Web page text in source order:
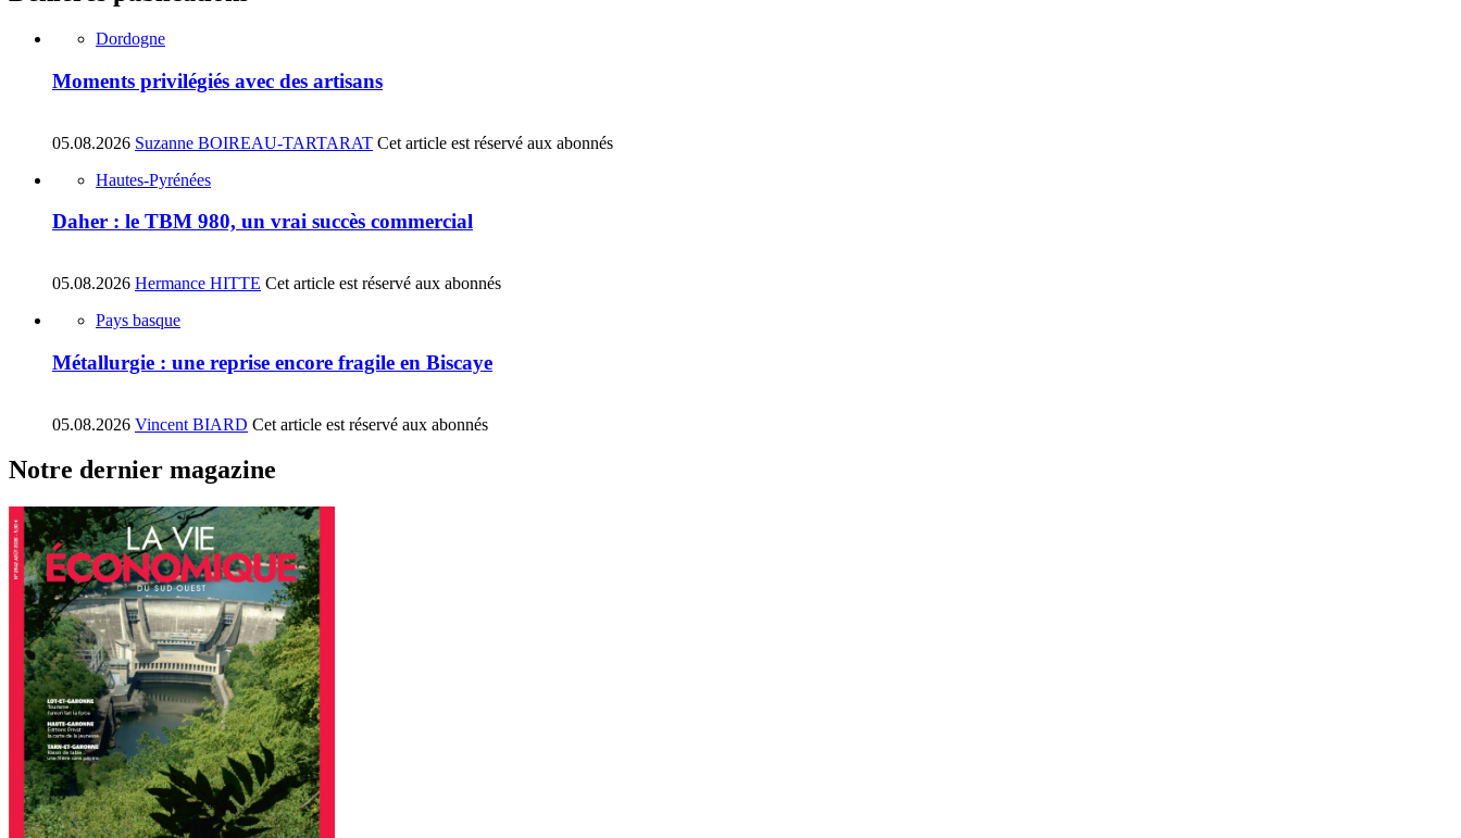
Dordogne
Moments privilégiés avec des artisans
05.08.2026 Suzanne BOIREAU-TARTARAT Cet article est réservé aux abonnés
Hautes-Pyrénées
Daher : le TBM 980, un vrai succès commercial
05.08.2026 Hermance HITTE Cet article est réservé aux abonnés
Pays basque
Métallurgie : une reprise encore fragile en Biscaye
05.08.2026 Vincent BIARD Cet article est réservé aux abonnés
Notre dernier magazine